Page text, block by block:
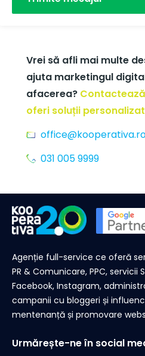
Vrei să afli mai multe
ajuta marketingul
afacerea?
oferi soluții
031 005 9999
Agenție full-service ce oferă
PR & Comunicare, PPC, servicii
Facebook, Instagram,
campanii cu bloggeri și
mentenanță și promovare
Urmărește-ne în social